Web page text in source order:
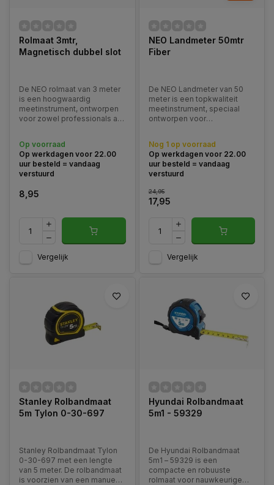
Rolmaat 3mtr,
Magnetisch dubbel slot
De NEO rolmaat van 3 meter
is een hoogwaardig
meetinstrument, ontworpen
voor zowel professionals als
constructie en praktische
functies biedt deze rolmaat
nauwkeurigheid en
gebruiksgemak bij diverse
Op voorraad
Op werkdagen voor 22.00
uur besteld = vandaag
verstuurd
8,95
Vergelijk
NEO Landmeter 50mtr
Fiber
De NEO Landmeter van 50
meter is een topkwaliteit
meetinstrument, speciaal
ontworpen voor
zelvers. Deze landmeter
staat garant voor
nauwkeurige metingen en
biedt uitzonderlijk
gebruiksgemak bij
verschillende meettaken.
Nog 1 op voorraad
Op werkdagen voor 22.00
uur besteld = vandaag
verstuurd
24,95
17,95
Vergelijk
Stanley Rolbandmaat
5m Tylon 0-30-697
Stanley Rolbandmaat Tylon
0-30-697 met een lengte
van 5 meter. De rolbandmaat
is voorzien van een manueel
Hyundai Rolbandmaat
5m1 - 59329
De Hyundai Rolbandmaat
5m1 – 59329 is een
compacte en robuuste
rolmaat voor nauwkeurige